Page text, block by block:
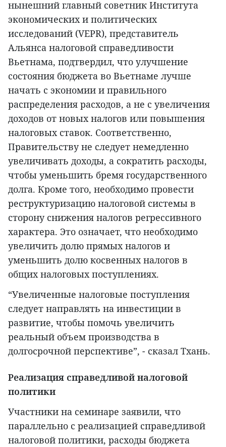
нынешний главный советник Института
экономических и политических
исследований (VEPR), представитель
Альянса налоговой справедливости
Вьетнама, подтвердил, что улучшение
состояния бюджета во Вьетнаме лучше
начать с экономии и правильного
распределения расходов, а не с увеличения
доходов от новых налогов или повышения
налоговых ставок. Соответственно,
Правительству не следует немедленно
увеличивать доходы, а сократить расходы,
чтобы уменьшить бремя государственного
долга. Кроме того, необходимо провести
реструктуризацию налоговой системы в
сторону снижения налогов регрессивного
характера. Это означает, что необходимо
увеличить долю прямых налогов и
уменьшить долю косвенных налогов в
общих налоговых поступлениях.
“Увеличенные налоговые поступления
следует направлять на инвестиции в
развитие, чтобы помочь увеличить
реальный объем производства в
долгосрочной перспективе”, - сказал Тхань.
Реализация справедливой налоговой
политики
Участники на семинаре заявили, что
параллельно с реализацией справедливой
налоговой политики, расходы бюджета